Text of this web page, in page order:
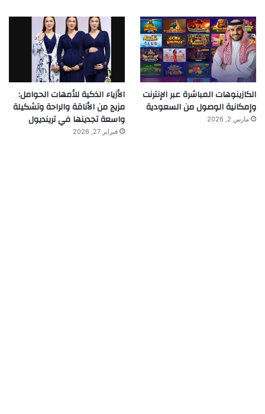
الكازينوهات المباشرة عبر الإنترنت
وإمكانية الوصول من السعودية
مارس 2, 2026
الأزياء الذكية للأمهات الحوامل:
مزيج من الأناقة والراحة وتشكيلة
واسعة تجدينها في ترينديول
فبراير 27, 2026